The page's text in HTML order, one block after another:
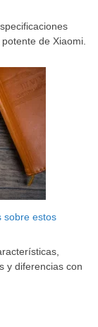
de Xiaomi.
sobre estos
y diferencias con